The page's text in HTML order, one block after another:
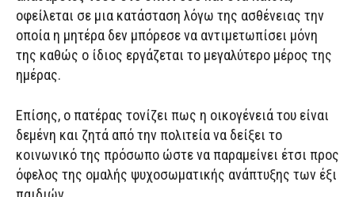
οφείλεται σε μια κατάσταση λόγω της ασθένειας την
οποία η μητέρα δεν μπόρεσε να αντιμετωπίσει μόνη
της καθώς ο ίδιος εργάζεται το μεγαλύτερο μέρος της
ημέρας.
Επίσης, ο πατέρας τονίζει πως η οικογένειά του είναι
δεμένη και ζητά από την πολιτεία να δείξει το
κοινωνικό της πρόσωπο ώστε να παραμείνει έτσι προς
όφελος της ομαλής ψυχοσωματικής ανάπτυξης των έξι